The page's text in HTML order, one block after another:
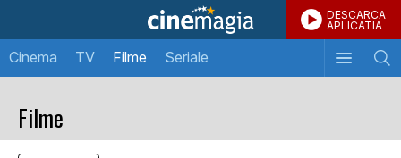
DESCARCA
APLICATIA
Cinema TV Filme Seriale
Filme